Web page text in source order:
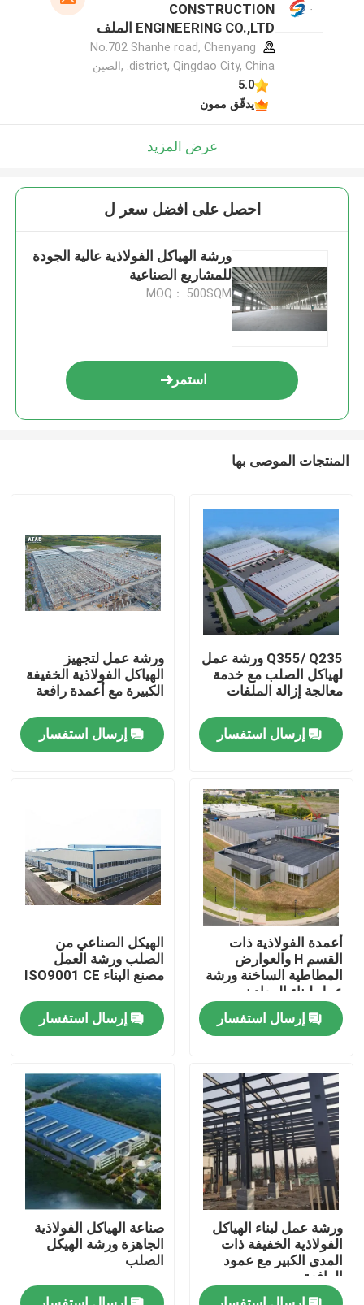
بيت
منتجات
أشرطة فيديو
معلومات عنا
جولة في المعمل
رقابة جودة
اطلب اقتباس
مستودع الهيكل الصلب
ورشة الهياكل الفولاذية
هيكل فولاذي خفيف الوزن
CONSTRUCTION
ENGINEERING CO.,LTD الملف
الشركة المصنعة
No.702 Shanhe road, Chenyang
district, Qingdao City, China. ,الصين
5.0
يدقّق ممون
عرض المزيد
احصل على افضل سعر ل
ورشة الهياكل الفولاذية عالية الجودة
للمشاريع الصناعية
MOQ： 500SQM
استمر
المنتجات الموصى بها
Q355/ Q235 ورشة عمل
لهياكل الصلب مع خدمة
معالجة إزالة الملفات
إرسال استفسار
ورشة عمل لتجهيز
الهياكل الفولاذية الخفيفة
الكبيرة مع أعمدة رافعة
إرسال استفسار
أعمدة الفولاذية ذات
القسم H والعوارض
المطاطية الساخنة ورشة
عمل لبناء المعادن
إرسال استفسار
الهيكل الصناعي من
الصلب ورشة العمل
مصنع البناء ISO9001 CE
إرسال استفسار
ورشة عمل لبناء الهياكل
الفولاذية الخفيفة ذات
المدى الكبير مع عمود
الرافعة
صناعة الهياكل الفولاذية
الجاهزة ورشة الهيكل
الصلب